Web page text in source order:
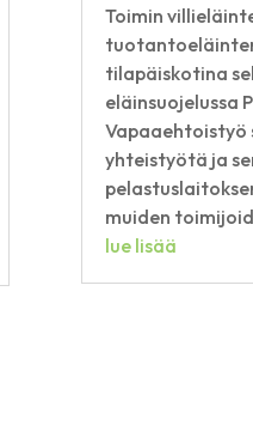
Toimin
tilapäiskotina
eläinsuojelussa
Vapaaehtoistyö
yhteistyötä ja
muiden
lue lisää